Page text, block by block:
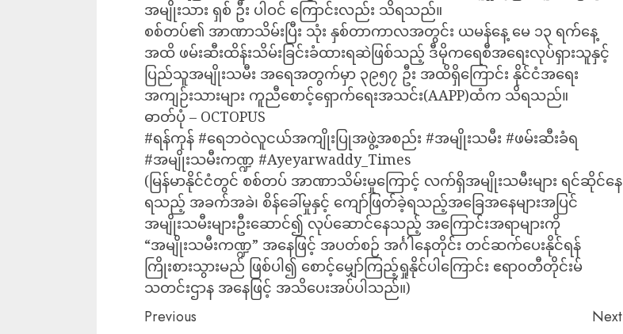
အမျိုးသား ရှစ် ဦး ပါဝင် ကြောင်းလည်း သိရသည်။
စစ်တပ်၏ အာဏာသိမ်းပြီး သုံး နှစ်တာကာလအတွင်း ယမန်နေ့ မေ ၁၃ ရက်နေ့
အထိ ဖမ်းဆီးထိန်းသိမ်းခြင်းခံထားရဆဲဖြစ်သည့် ဒီမိုကရေစီအရေးလုပ်ရှားသူနှင့်
ပြည်သူအမျိုးသမီး အရေအတွက်မှာ ၃၉၅၇ ဦး အထိရှိကြောင်း နိုင်ငံအရေး
အကျဉ်းသားများ ကူညီစောင့်ရှောက်ရေးအသင်း(AAPP)ထံက သိရသည်။
ဓာတ်ပုံ – OCTOPUS
#ရန်ကုန် #ရေဘဝဲလူငယ်အကျိုးပြုအဖွဲ့အစည်း #အမျိုးသမီး #ဖမ်းဆီးခံရ
#အမျိုးသမီးကဏ္ဍ #Ayeyarwaddy_Times
(မြန်မာနိုင်ငံတွင် စစ်တပ် အာဏာသိမ်းမှုကြောင့် လက်ရှိအမျိုးသမီးများ ရင်ဆိုင်နေ
ရသည့် အခက်အခဲ၊ စိန်ခေါ်မှုနှင့် ကျော်ဖြတ်ခဲ့ရသည့်အခြေအနေများအပြင်
အမျိုးသမီးများဦးဆောင်၍ လုပ်ဆောင်နေသည့် အကြောင်းအရာများကို
“အမျိုးသမီးကဏ္ဍ” အနေဖြင့် အပတ်စဉ် အင်္ဂါနေတိုင်း တင်ဆက်ပေးနိုင်ရန်
ကြိုးစားသွားမည် ဖြစ်ပါ၍ စောင့်မျှော်ကြည့်ရှုနိုင်ပါကြောင်း ဧရာ၀တီတိုင်းမ်
သတင်းဌာန အနေဖြင့် အသိပေးအပ်ပါသည်။)
Previous Next